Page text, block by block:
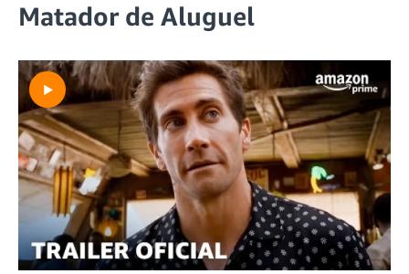
Matador de Aluguel